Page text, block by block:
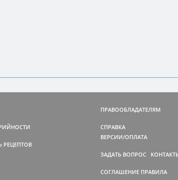
МЕТОДИКА
РЕЦЕПТОВ
ПРАВООБЛАДАТЕЛЯМ
СПРАВКА
ВЕРСИИ/ОПЛАТА
ЗАДАТЬ ВОПРОС
СОГЛАШЕНИЕ ПРАВИЛА